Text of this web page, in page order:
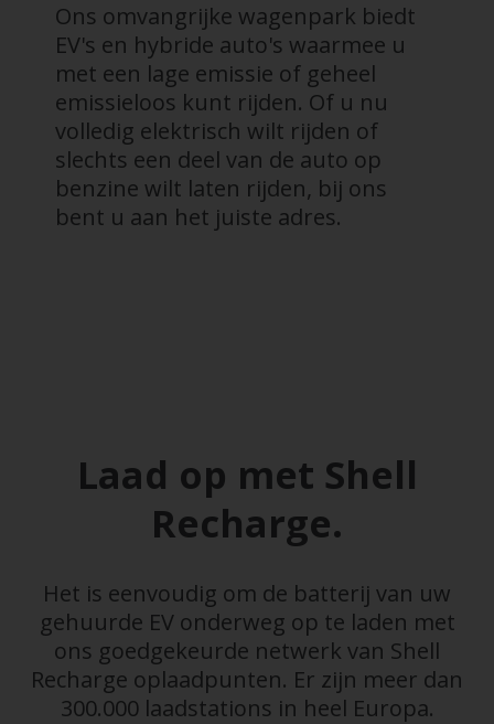
Ons omvangrijke wagenpark biedt
EV's en hybride auto's waarmee u
met een lage emissie of geheel
emissieloos kunt rijden. Of u nu
volledig elektrisch wilt rijden of
slechts een deel van de auto op
benzine wilt laten rijden, bij ons
bent u aan het juiste adres.
Laad op met Shell
Recharge.
Het is eenvoudig om de batterij van uw
gehuurde EV onderweg op te laden met
ons goedgekeurde netwerk van Shell
Recharge oplaadpunten. Er zijn meer dan
300.000 laadstations in heel Europa.